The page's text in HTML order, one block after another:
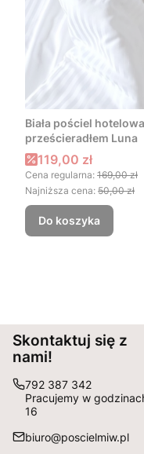
Biała pościel
prześcieradłem Luna
Cena promocyjna
119,00 zł
Cena regularna: 169,00 zł
Najniższa cena: 50,00 zł
Do koszyka
Skontaktuj się z
nami!
792 387 342
Pracujemy w
16
biuro@poscielmiw.pl